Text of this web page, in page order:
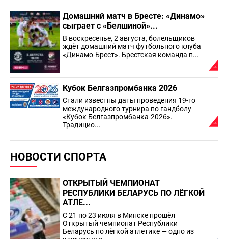
Домашний матч в Бресте: «Динамо»
сыграет с «Белшиной»...
В воскресенье, 2 августа, болельщиков
ждёт домашний матч футбольного клуба
«Динамо-Брест». Брестская команда п...
Кубок Белгазпромбанка 2026
Стали известны даты проведения 19-го
международного турнира по гандболу
«Кубок Белгазпромбанка-2026».
Традицио...
НОВОСТИ СПОРТА
ОТКРЫТЫЙ ЧЕМПИОНАТ
РЕСПУБЛИКИ БЕЛАРУСЬ ПО ЛЁГКОЙ
АТЛЕ...
С 21 по 23 июля в Минске прошёл
Открытый чемпионат Республики
Беларусь по лёгкой атлетике — одно из